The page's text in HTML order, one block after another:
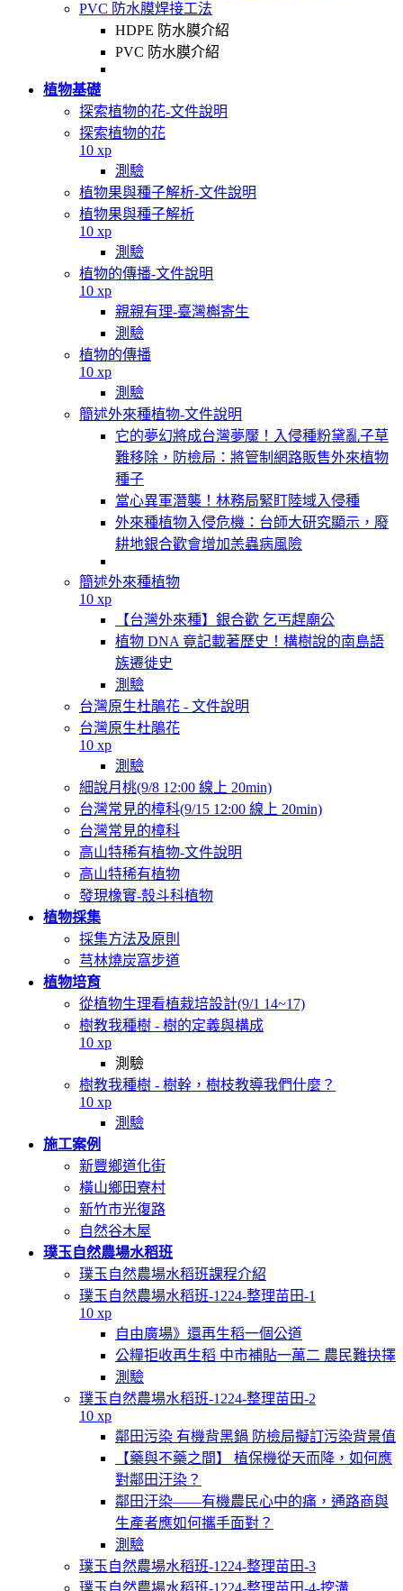
PVC 防水膜焊接工法
HDPE 防水膜介紹
PVC 防水膜介紹
植物基礎
探索植物的花-文件說明
探索植物的花
10 xp
測驗
植物果與種子解析-文件說明
植物果與種子解析
10 xp
測驗
植物的傳播-文件說明
10 xp
親親有理-臺灣槲寄生
測驗
植物的傳播
10 xp
測驗
簡述外來種植物-文件說明
它的夢幻將成台灣夢魘！入侵種粉黛亂子草
難移除，防檢局：將管制網路販售外來植物
種子
當心異軍潛襲！林務局緊盯陸域入侵種
外來種植物入侵危機：台師大研究顯示，廢
耕地銀合歡會增加恙蟲病風險
簡述外來種植物
10 xp
【台灣外來種】銀合歡 乞丐趕廟公
植物 DNA 竟記載著歷史！構樹說的南島語
族遷徙史
測驗
台灣原生杜鵑花 - 文件說明
台灣原生杜鵑花
10 xp
測驗
細說月桃(9/8 12:00 線上 20min)
台灣常見的樟科(9/15 12:00 線上 20min)
台灣常見的樟科
高山特稀有植物-文件說明
高山特稀有植物
發現橡實-殼斗科植物
植物採集
採集方法及原則
芎林燒炭窩步道
植物培育
從植物生理看植栽培設計(9/1 14~17)
樹教我種樹 - 樹的定義與構成
10 xp
測驗
樹教我種樹 - 樹幹，樹枝教導我們什麼？
10 xp
測驗
施工案例
新豐鄉道化街
橫山鄉田寮村
新竹市光復路
自然谷木屋
璞玉自然農場水稻班
璞玉自然農場水稻班課程介紹
璞玉自然農場水稻班-1224-整理苗田-1
10 xp
自由廣場》還再生稻一個公道
公糧拒收再生稻 中市補貼一萬二 農民難抉擇
測驗
璞玉自然農場水稻班-1224-整理苗田-2
10 xp
鄰田污染 有機背黑鍋 防檢局擬訂污染背景值
【藥與不藥之間】 植保機從天而降，如何應
對鄰田汙染？
鄰田汙染——有機農民心中的痛，通路商與
生產者應如何攜手面對？
測驗
璞玉自然農場水稻班-1224-整理苗田-3